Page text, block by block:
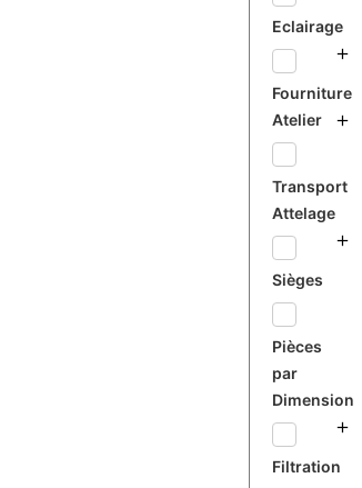
Eclairage
Fourniture
Atelier
Transport
Attelage
Sièges
Pièces
par
Dimension
Filtration